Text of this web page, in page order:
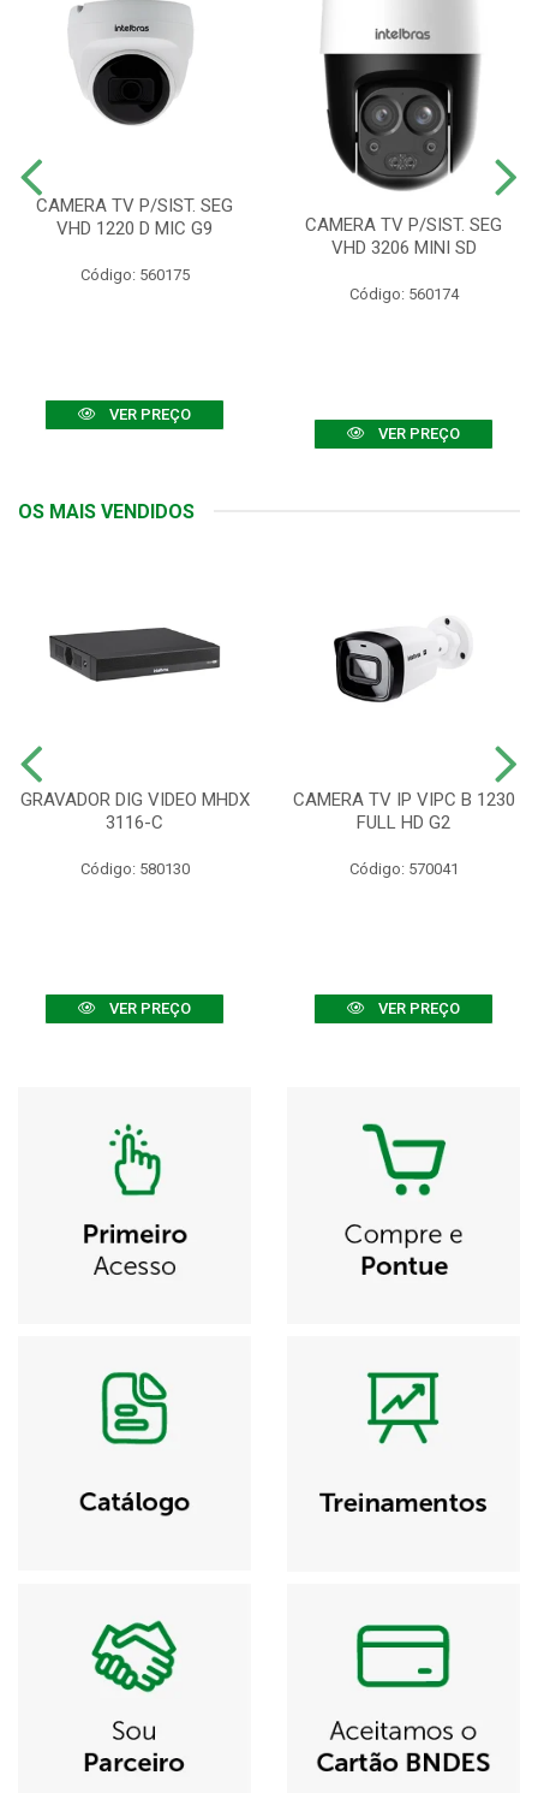
CAMERA TV P/SIST. SEG
VHD 1220 D MIC G9
Código: 560175
VER PREÇO
CAMERA TV P/SIST. SEG
VHD 3206 MINI SD
Código: 560174
VER PREÇO
OS MAIS VENDIDOS
GRAVADOR DIG VIDEO MHDX
3116-C
Código: 580130
VER PREÇO
CAMERA TV IP VIPC B 1230
FULL HD G2
Código: 570041
VER PREÇO